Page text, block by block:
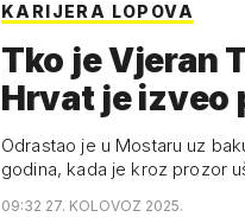
KARIJERA LOPOVA
Tko je Vjeran
Hrvat je
Odrastao je u Mostaru uz
godina, kada je kroz prozor
09:32 27. KOLOVOZ 2025.